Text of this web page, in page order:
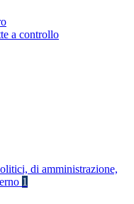
a controllo
di amministrazione,
1